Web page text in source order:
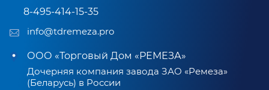
8-495-414-15-35
info@tdremeza.pro
ООО «Торговый Дом «РЕМЕЗА»
Дочерняя компания завода ЗАО «Ремеза»
(Беларусь) в России